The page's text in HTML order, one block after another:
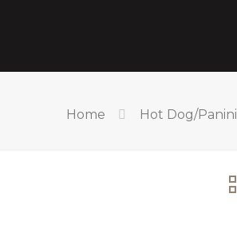
Home Hot Dog/Panini